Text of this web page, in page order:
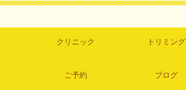
クリニック トリミング
ご予約 ブログ